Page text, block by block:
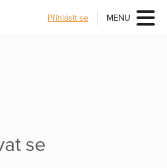
Přihlásit se MENU
se